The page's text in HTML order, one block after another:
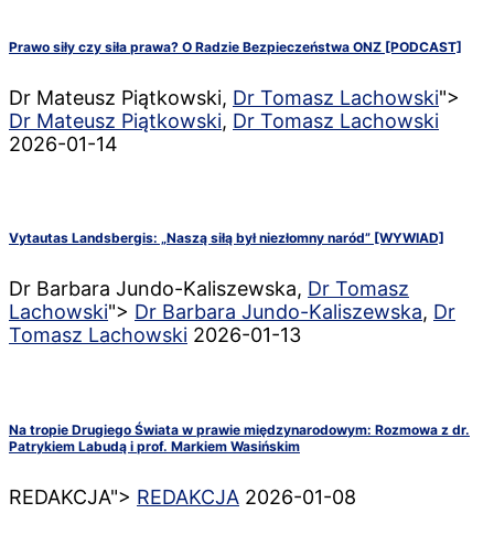
Prawo siły czy siła prawa? O Radzie Bezpieczeństwa ONZ [PODCAST]
Dr Mateusz Piątkowski, Dr Tomasz Lachowski">
Dr Mateusz Piątkowski, Dr Tomasz Lachowski
2026-01-14
Vytautas Landsbergis: „Naszą siłą był niezłomny naród” [WYWIAD]
Dr Barbara Jundo-Kaliszewska, Dr Tomasz
Lachowski"> Dr Barbara Jundo-Kaliszewska, Dr
Tomasz Lachowski 2026-01-13
Na tropie Drugiego Świata w prawie międzynarodowym: Rozmowa z dr.
Patrykiem Labudą i prof. Markiem Wasińskim
REDAKCJA"> REDAKCJA 2026-01-08